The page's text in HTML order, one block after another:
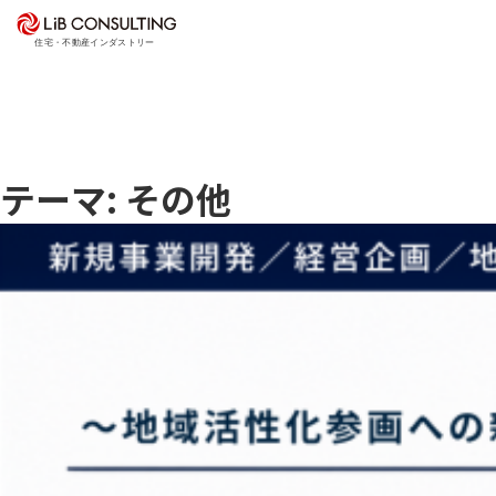
プロジェクト事例
エキスパート
トピックス
会社概要
03-6281-9596
テーマ: その他